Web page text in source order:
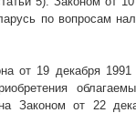
по вопросам
от 19 декабря 1991
Законом от 22